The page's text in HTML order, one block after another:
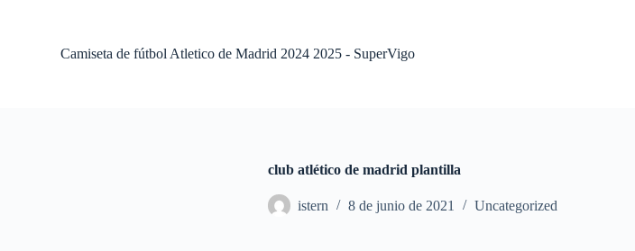
Camiseta de fútbol Atletico de Madrid 2024 2025 - SuperVigo
club atlético de madrid plantilla
istern 8 de junio de 2021 Uncategorized